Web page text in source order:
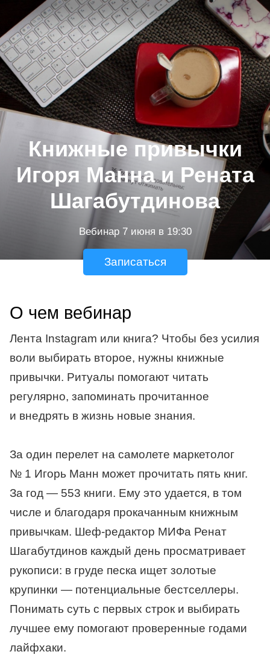
Книжные привычки
Игоря Манна и Рената
Шагабутдинова
Вебинар 7 июня в 19:30
Записаться
О чем вебинар
Лента Instagram или книга? Чтобы без усилия
воли выбирать второе, нужны книжные
привычки. Ритуалы помогают читать
регулярно, запоминать прочитанное
и внедрять в жизнь новые знания.
За один перелет на самолете маркетолог
№ 1 Игорь Манн может прочитать пять книг.
За год — 553 книги. Ему это удается, в том
числе и благодаря прокачанным книжным
привычкам. Шеф-редактор МИФа Ренат
Шагабутдинов каждый день просматривает
рукописи: в груде песка ищет золотые
крупинки — потенциальные бестселлеры.
Понимать суть с первых строк и выбирать
лучшее ему помогают проверенные годами
лайфхаки.